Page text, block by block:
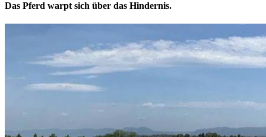
Das Pferd warpt sich über das Hindernis.